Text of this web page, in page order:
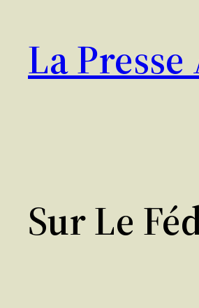
contenu
La
Sur Le